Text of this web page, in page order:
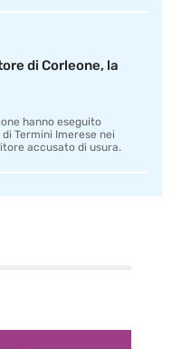
di Corleone, la
hanno eseguito
Termini Imerese nei
accusato di usura.